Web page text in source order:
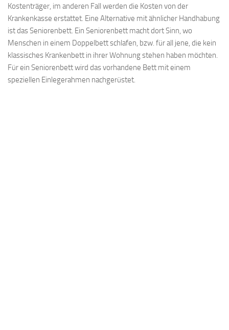
Kostenträger, im anderen Fall werden die Kosten von der
Krankenkasse erstattet. Eine Alternative mit ähnlicher Handhabung
ist das Seniorenbett. Ein Seniorenbett macht dort Sinn, wo
Menschen in einem Doppelbett schlafen, bzw. für all jene, die kein
klassisches Krankenbett in ihrer Wohnung stehen haben möchten.
Für ein Seniorenbett wird das vorhandene Bett mit einem
speziellen Einlegerahmen nachgerüstet.